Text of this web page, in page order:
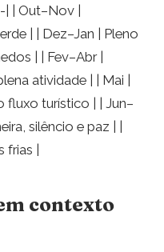
| Out–Nov |
| | Dez–Jan | Pleno
| | Fev–Abr |
atividade | | Mai |
fluxo turístico | | Jun–
silêncio e paz | |
|
contexto